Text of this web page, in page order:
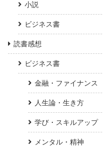
小説
ビジネス書
読書感想
ビジネス書
金融・ファイナンス
人生論・生き方
学び・スキルアップ
メンタル・精神